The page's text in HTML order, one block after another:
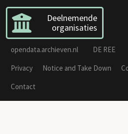
Deelnemende
organisaties
opendata.archieven.nl DE REE
Privacy
Notice and Take Down
Contact